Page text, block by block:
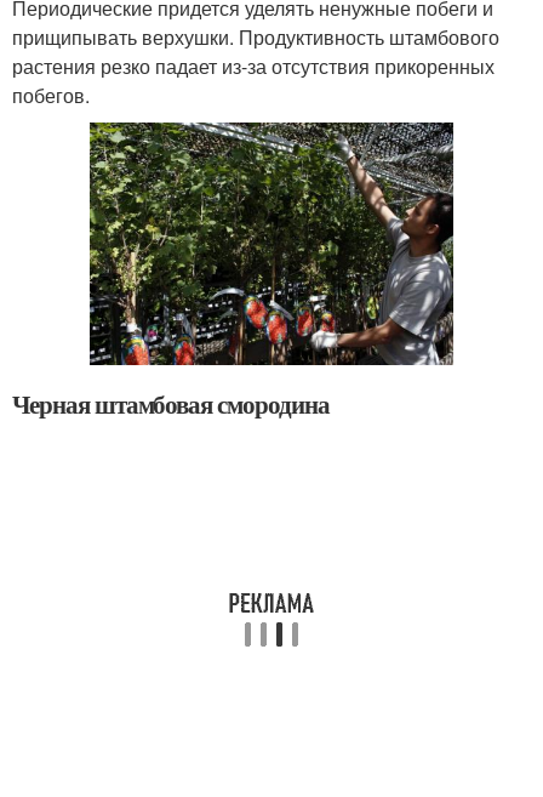
Периодические придется уделять ненужные побеги и
прищипывать верхушки. Продуктивность штамбового
растения резко падает из-за отсутствия прикоренных
побегов.
Черная штамбовая смородина